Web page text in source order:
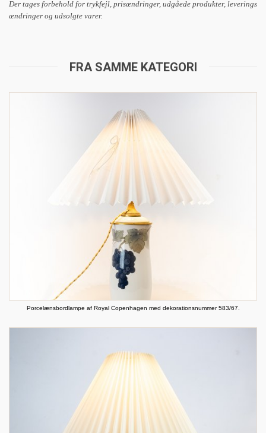
Der tages forbehold for trykfejl, prisændringer, udgåede produkter, leverings
ændringer og udsolgte varer.
FRA SAMME KATEGORI
Porcelænsbordlampe af Royal Copenhagen med dekorationsnummer 583/67.